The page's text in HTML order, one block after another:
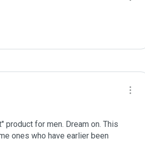
product for men. Dream on. This
ones who have earlier been